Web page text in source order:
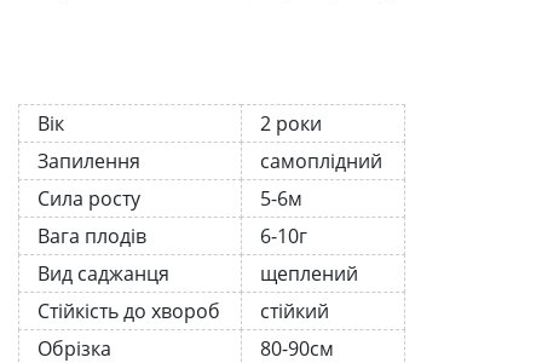
Вік
2 роки
Запилення
самоплідний
Сила росту
5-6м
Вага плодів
6-10г
Вид саджанця
щеплений
Стійкість до хвороб
стійкий
Обрізка
80-90см